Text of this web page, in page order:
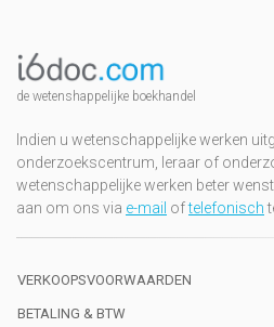
de wetenshappelijke boekhandel
Indien u wetenschappelijke werken
onderzoekscentrum, leraar of
wetenschappelijke werken beter
aan om ons via e-mail oftelefonisch
VERKOOPSVOORWAARDEN
BETALING & BTW